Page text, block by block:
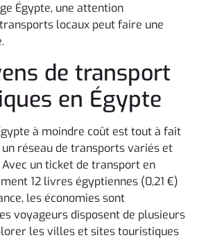
Égypte, une attention
locaux peut faire une
de transport
en Égypte
à moindre coût est tout à fait
réseau de transports variés et
un ticket de transport en
12 livres égyptiennes (0,21 €)
les économies sont
voyageurs disposent de plusieurs
les villes et sites touristiques